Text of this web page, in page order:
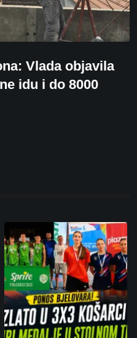
Vlada objavila
idu i do 8000